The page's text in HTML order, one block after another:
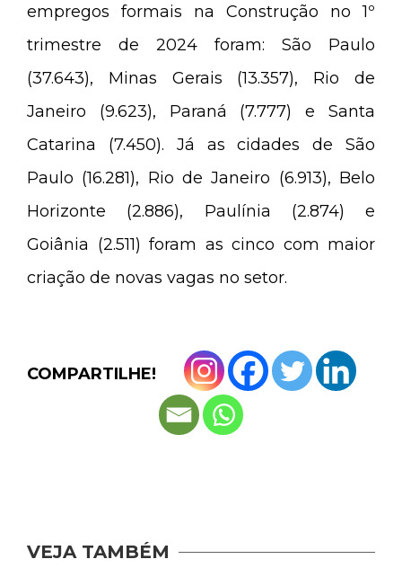
empregos formais na Construção no 1º
trimestre de 2024 foram: São Paulo
(37.643), Minas Gerais (13.357), Rio de
Janeiro (9.623), Paraná (7.777) e Santa
Catarina (7.450). Já as cidades de São
Paulo (16.281), Rio de Janeiro (6.913), Belo
Horizonte (2.886), Paulínia (2.874) e
Goiânia (2.511) foram as cinco com maior
criação de novas vagas no setor.
COMPARTILHE!
VEJA TAMBÉM